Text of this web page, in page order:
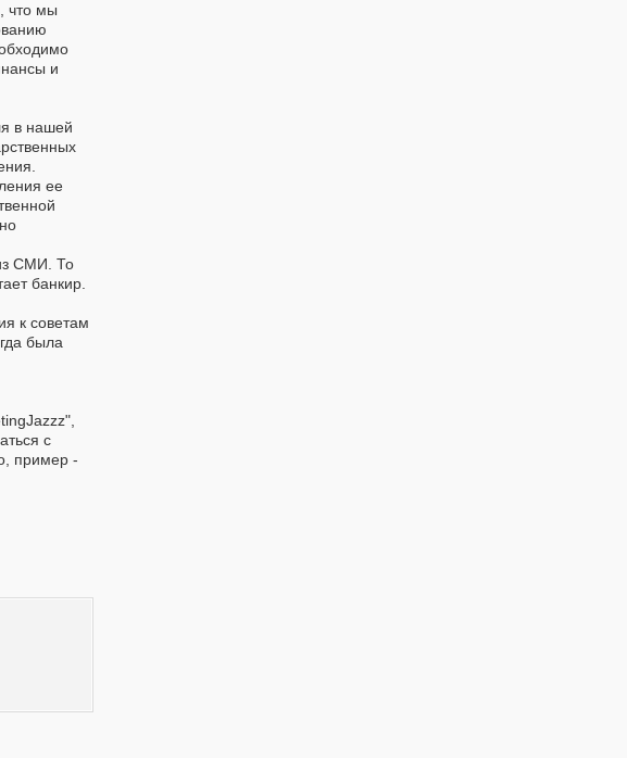
что мы
и
в нашей
ее
СМИ. То
банкир.
к советам
была
с
пример -